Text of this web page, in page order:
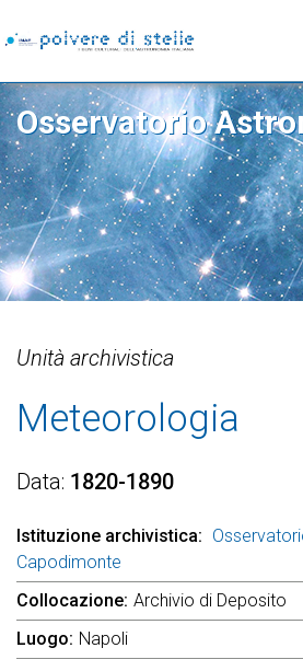
Unità archivistica
Meteorologia
Data 1820-1890
Istituzione archivistica
Capodimonte
Collocazione Archivio di Deposito
Luogo Napoli